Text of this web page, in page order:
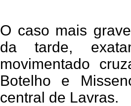
O caso mais
da tarde,
movimentado
Botelho e
central de Lavras.